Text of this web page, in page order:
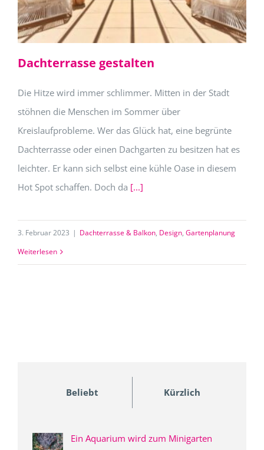
Dachterrasse gestalten
Die Hitze wird immer schlimmer. Mitten in der Stadt
stöhnen die Menschen im Sommer über
Kreislaufprobleme. Wer das Glück hat, eine begrünte
Dachterrasse oder einen Dachgarten zu besitzen hat es
leichter. Er kann sich selbst eine kühle Oase in diesem
Hot Spot schaffen. Doch da [...]
3. Februar 2023 | Dachterrasse & Balkon, Design, Gartenplanung
Weiterlesen
Beliebt Kürzlich
Ein Aquarium wird zum Minigarten